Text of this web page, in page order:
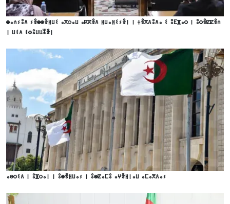
ⵙⴰⵄⵢⵓⴷ ⵢⴻⵙⵙⴻⵍⵡⵉ ⴰⴳⵔⴰⵡ ⴰⴽⴽⴻⴷ ⵍⵡⴰⵍⵉⵢⴻⵏ ⵏ ⵜⴻⴳⴷⵓⴷⴰ ⵉ ⵓⴹⴼⴰⵔ ⵏ ⵓⵔⴻⵇⵇⴻⵄ
ⵏ ⵡⵉⴷ ⵉⵀⵓⵡⵡⵣⴻⵏ
ⴰⴱⵔⵉⴷ ⵏ ⵓⴼⵔⴰⵏ ⵏ ⵓⵙⴻⵍⵡⴰⵢ ⵏ ⵓⵙⵇⴰⵎⵓ ⴰⵖⴻⵍⵏⴰⵡ ⴰⵎⴰⴳⴷⴰⵢ